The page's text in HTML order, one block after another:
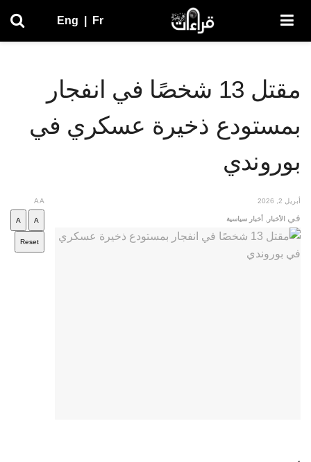
Eng Fr
مقتل 13 شخصًا في انفجار
بمستودع ذخيرة عسكري في
بوروندي
أبريل 2, 2026
في الأخبار أخبار سياسية
AA
A
A
Reset